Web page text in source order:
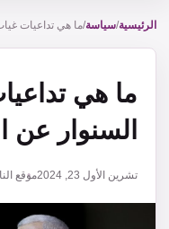
الناشر
الرئيسية/سياسة/ما هي تداعيات
ما هي
السنوار
تشرين الأول 23, 2024 موقع